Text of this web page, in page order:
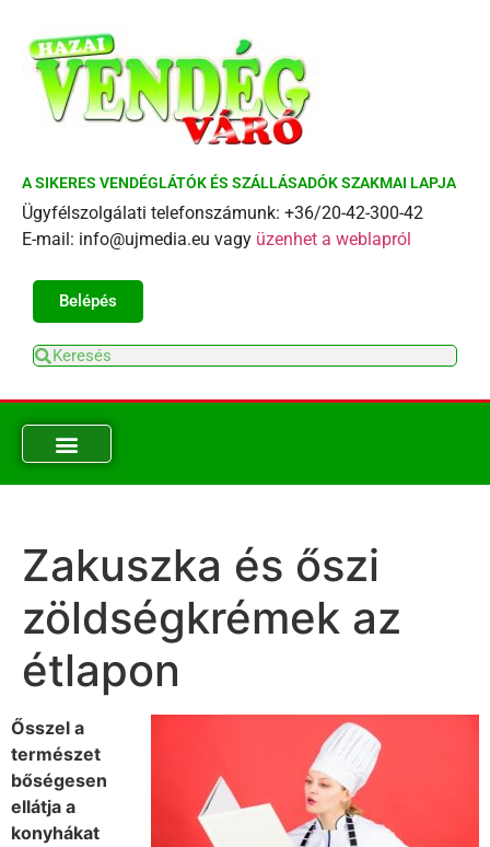
A SIKERES VENDÉGLÁTÓK ÉS SZÁLLÁSADÓK SZAKMAI LAPJA
Ügyfélszolgálati telefonszámunk: +36/20-42-300-42
E-mail: info@ujmedia.eu vagy üzenhet a weblapról
Belépés
Zakuszka és őszi
zöldségkrémek az
étlapon
Ősszel a
természet
bőségesen
ellátja a
konyhákat